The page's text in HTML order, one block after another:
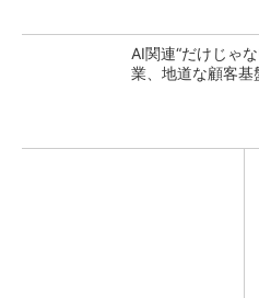
AI関連“だけじゃ
業、地道な顧客基